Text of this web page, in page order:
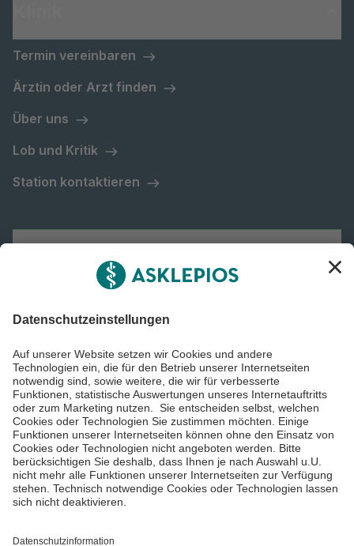
Termin vereinbaren
Ärztin oder Arzt finden
Über uns
Lob und Kritik
Station kontaktieren
Asklepios Gruppe
Impressum